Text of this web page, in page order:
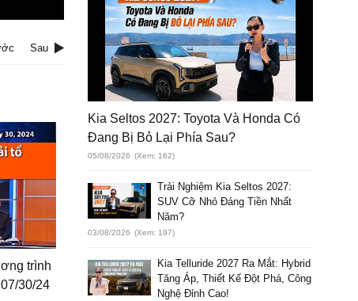
Sau
trình
30/24
Kia Seltos 2027: Toyota Và Honda Có
Đang Bị Bỏ Lại Phía Sau?
05/08/2026 (Xem: 162)
Trải Nghiệm Kia Seltos 2027:
SUV Cỡ Nhỏ Đáng Tiền Nhất
Năm?
03/08/2026 (Xem: 197)
Kia Telluride 2027 Ra Mắt: Hybrid
Tăng Áp, Thiết Kế Đột Phá, Công
Nghệ Đỉnh Cao!